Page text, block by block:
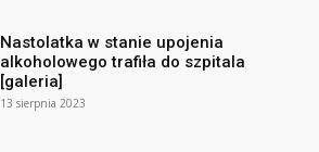
Nastolatka w stanie upojenia
alkoholowego trafiła do szpitala
[galeria]
13 sierpnia 2023